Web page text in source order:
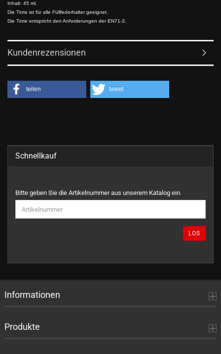
Inhalt: 45 ml.
Die Tinte ist für alle Füllfederhalter geeignet.
Die Tinte entspricht den Anforderungen der EN71-3.
Kundenrezensionen
teilen tweet
Schnellkauf
BITTE
GEBEN
SIE
DIE
EIN.
Bitte geben Sie die Artikelnummer aus unserem Katalog ein.
LOS
Informationen
Produkte